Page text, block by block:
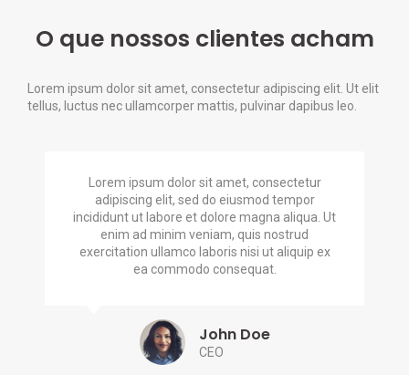
O que nossos clientes acham
Lorem ipsum dolor sit amet, consectetur adipiscing elit. Ut elit
tellus, luctus nec ullamcorper mattis, pulvinar dapibus leo.
Lorem ipsum dolor sit amet, consectetur
adipiscing elit, sed do eiusmod tempor
incididunt ut labore et dolore magna aliqua. Ut
enim ad minim veniam, quis nostrud
exercitation ullamco laboris nisi ut aliquip ex
ea commodo consequat.
John Doe
CEO